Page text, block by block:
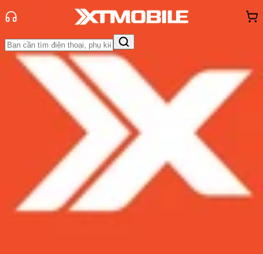
Trang chủ
Tin tức
So Sánh
Đánh Giá - Trên TaySo Sánh Tư vấnKhuyến
Hỏi đáp App - Game Thông báo
hàng - Sự kiện
So sánh iPhone 11 Pro Max và
iPhone Xs Max: Những khác biệt và
nâng cấp là gì